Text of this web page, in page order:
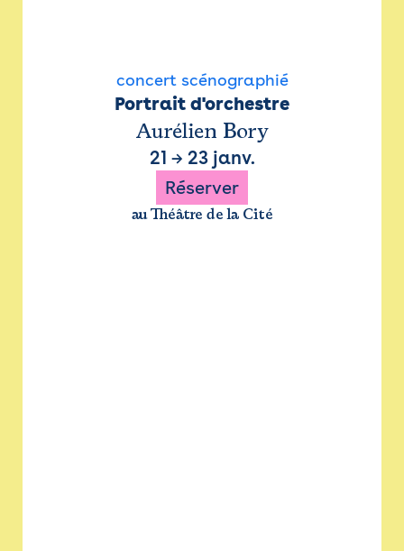
concert scénographié
Portrait d'orchestre
Aurélien Bory
21 → 23 janv.
Réserver
au Théâtre de la Cité